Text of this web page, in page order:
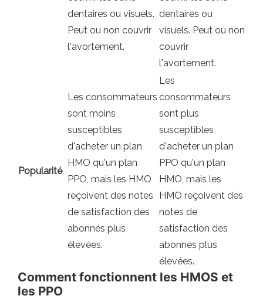
dentaires ou visuels.
Peut ou non couvrir
l'avortement.
dentaires ou
visuels. Peut ou non
couvrir
l'avortement.
Popularité
Les consommateurs
sont moins
susceptibles
d'acheter un plan
HMO qu'un plan
PPO, mais les HMO
reçoivent des notes
de satisfaction des
abonnés plus
élevées.
Les
consommateurs
sont plus
susceptibles
d'acheter un plan
PPO qu'un plan
HMO, mais les
HMO reçoivent des
notes de
satisfaction des
abonnés plus
élevées.
Comment fonctionnent les HMOS et
les PPO